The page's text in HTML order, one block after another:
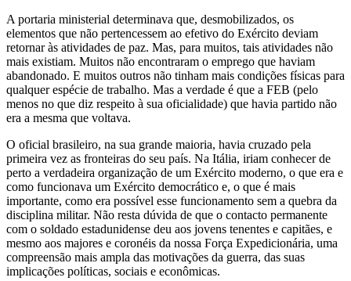
A portaria ministerial determinava que, desmobilizados, os
elementos que não pertencessem ao efetivo do Exército deviam
retornar às atividades de paz. Mas, para muitos, tais atividades não
mais existiam. Muitos não encontraram o emprego que haviam
abandonado. E muitos outros não tinham mais condições físicas para
qualquer espécie de trabalho. Mas a verdade é que a FEB (pelo
menos no que diz respeito à sua oficialidade) que havia partido não
era a mesma que voltava.
O oficial brasileiro, na sua grande maioria, havia cruzado pela
primeira vez as fronteiras do seu país. Na Itália, iriam conhecer de
perto a verdadeira organização de um Exército moderno, o que era e
como funcionava um Exército democrático e, o que é mais
importante, como era possível esse funcionamento sem a quebra da
disciplina militar. Não resta dúvida de que o contacto permanente
com o soldado estadunidense deu aos jovens tenentes e capitães, e
mesmo aos majores e coronéis da nossa Força Expedicionária, uma
compreensão mais ampla das motivações da guerra, das suas
implicações políticas, sociais e econômicas.